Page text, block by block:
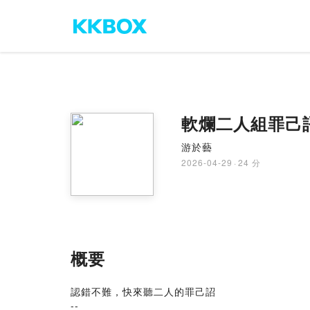
軟爛二人組罪己
游於藝
2026-04-29 · 24 分
概要
認錯不難，快來聽二人的罪己詔
--